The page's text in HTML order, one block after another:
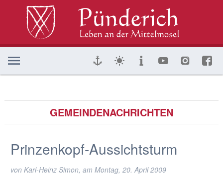
GEMEINDENACHRICHTEN
Prinzenkopf-Aussichtsturm
von Karl-Heinz Simon, am Montag, 20. April 2009